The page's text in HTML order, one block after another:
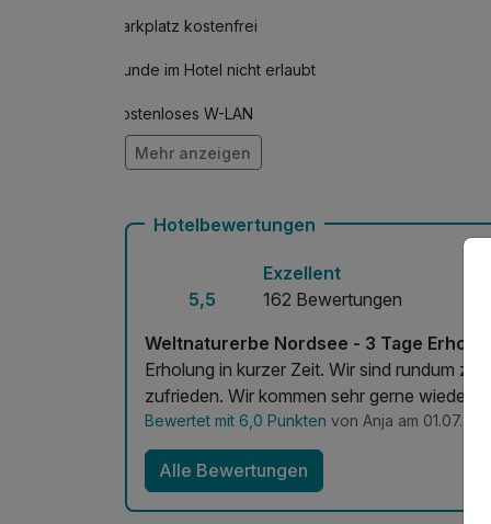
Parkplatz kostenfrei
Hunde im Hotel nicht erlaubt
Kostenloses W-LAN
Mit Hotelbar
Mehr anzeigen
Hotelbewertungen
5,5
Exzellent
162 Bewertungen
Weltnaturerbe Nordsee - 3 Tage
Erholung in kurzer Zeit. Wir sind rundum
zufrieden. Wir kommen sehr gerne wieder.
Bewertet mit 6,0 Punkten von Anja am 01.07.2026
Alle Bewertungen